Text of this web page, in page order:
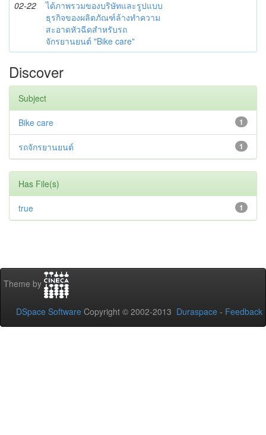
02-22
ได้ภาพรวมของบริษัทและรูปแบบ
ธุรกิจของผลิตภัณฑ์ล้างทำความ
สะอาดหัวฉีดสำหรับรถ
จักรยานยนต์ "Bike care"
Discover
Subject
1
Bike care
1
รถจักรยานยนต์
Has File(s)
1
true
Theme by
DSpace Software Copyright © 2002-2013 Duraspace - Feedback